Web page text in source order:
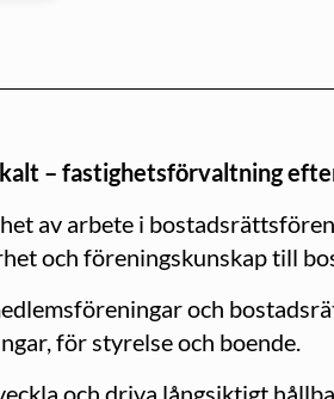
– fastighetsförvaltning
av arbete i
och föreningskunskap till
och
för styrelse och boende.